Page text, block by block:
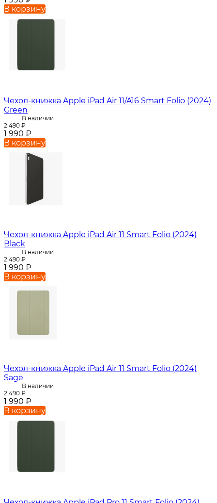
В корзину
Чехол-книжка Apple iPad Air 11/A16 Smart Folio (2024)
Green
В наличии
2 490 ₽
1 990 ₽
В корзину
Чехол-книжка Apple iPad Air 11 Smart Folio (2024)
Black
В наличии
2 490 ₽
1 990 ₽
В корзину
Чехол-книжка Apple iPad Air 11 Smart Folio (2024)
Sage
В наличии
2 490 ₽
1 990 ₽
В корзину